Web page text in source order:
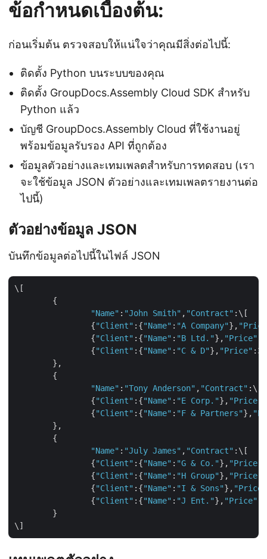
ข้อกำหนดเบื้องต้น:
ก่อนเริ่มต้น ตรวจสอบให้แน่ใจว่าคุณมีสิ่งต่อไปนี้:
ติดตั้ง Python บนระบบของคุณ
ติดตั้ง GroupDocs.Assembly Cloud SDK สำหรับ
Python แล้ว
บัญชี GroupDocs.Assembly Cloud ที่ใช้งานอยู่
พร้อมข้อมูลรับรอง API ที่ถูกต้อง
ข้อมูลตัวอย่างและเทมเพลตสำหรับการทดสอบ (เรา
จะใช้ข้อมูล JSON ตัวอย่างและเทมเพลตรายงานต่อ
ไปนี้)
ตัวอย่างข้อมูล JSON
บันทึกข้อมูลต่อไปนี้ในไฟล์ JSON
\[
"Name" : "John Smith" , "Contract" :\[
		{
"Client" :{"Name" : "A Company"},
		{
"Client" :{"Name" : "B Ltd."}, "Price"
		{
"Client" :{"Name" : "C & D"}, "Price"
"Name" : "Tony Anderson" , "Contract" :\[
		{
"Client" :{"Name" : "E Corp."}, "Price"
		{
"Client" :{"Name" : "F & Partners"},
"Name" : "July James" , "Contract" :\[
		{
"Client" :{"Name" : "G & Co."}, "Price"
		{
"Client" :{"Name" : "H Group"}, "Price"
		{
"Client" :{"Name" : "I & Sons"}, "Price"
		{
"Client" :{"Name" : "J Ent."}, "Price"